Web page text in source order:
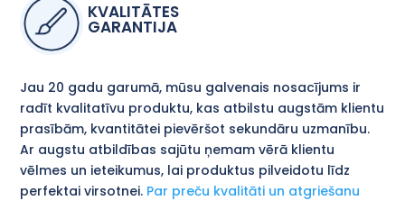
KVALITĀTES
GARANTIJA
Jau 20 gadu garumā, mūsu galvenais nosacījums ir
radīt kvalitatīvu produktu, kas atbilstu augstām klientu
prasībām, kvantitātei pievēršot sekundāru uzmanību.
Ar augstu atbildības sajūtu ņemam vērā klientu
vēlmes un ieteikumus, lai produktus pilveidotu līdz
perfektai virsotnei. Par preču kvalitāti un atgriešanu